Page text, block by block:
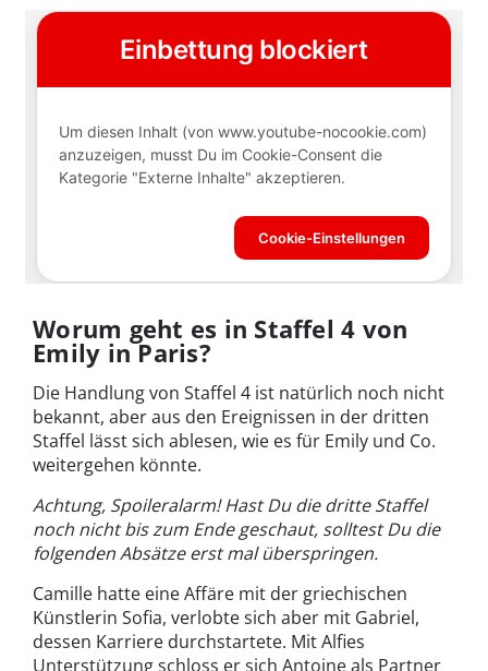
Worum geht es in Staffel 4 von
Emily in Paris?
Die Handlung von Staffel 4 ist natürlich noch nicht
bekannt, aber aus den Ereignissen in der dritten
Staffel lässt sich ablesen, wie es für Emily und Co.
weitergehen könnte.
Achtung, Spoileralarm! Hast Du die dritte Staffel
noch nicht bis zum Ende geschaut, solltest Du die
folgenden Absätze erst mal überspringen.
Camille hatte eine Affäre mit der griechischen
Künstlerin Sofia, verlobte sich aber mit Gabriel,
dessen Karriere durchstartete. Mit Alfies
Unterstützung schloss er sich Antoine als Partner